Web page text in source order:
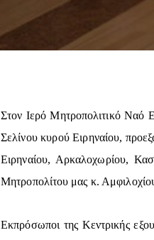
Στον Ιερό Μητροπολιτικό Ναό
Σελίνου κυρού Ειρηναίου,
Ειρηναίου, Αρκαλοχωρίου,
Μητροπολίτου μας κ.
Εκπρόσωποι της Κεντρικής